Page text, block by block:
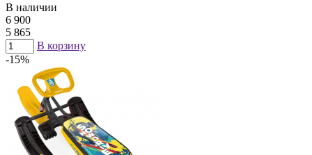
В наличии
6 900
5 865
В корзину
-15%